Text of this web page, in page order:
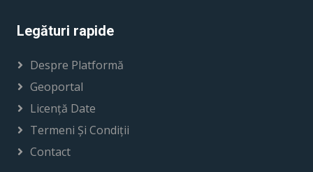
Legături rapide
Despre Platformă
Geoportal
Licență Date
Termeni Și Condiții
Contact